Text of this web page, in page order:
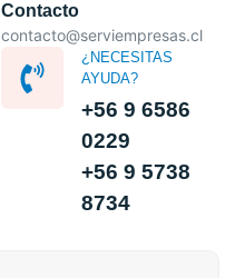
Contacto
contacto@serviempresas.cl
¿NECESITAS
AYUDA?
+56 9 6586
0229
+56 9 5738
8734